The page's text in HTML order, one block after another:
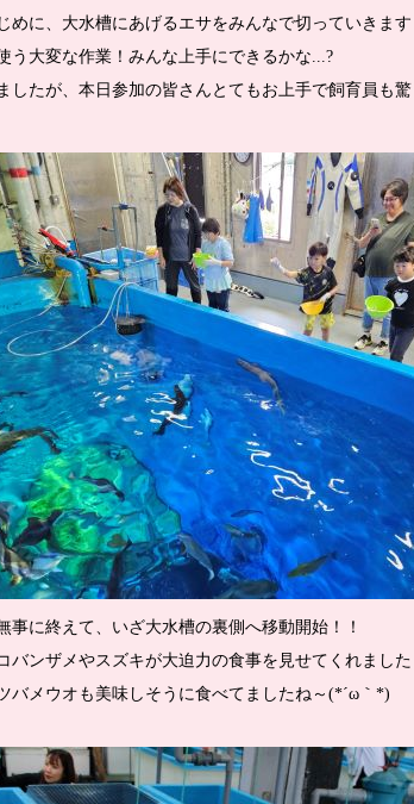
めに、大水槽にあげるエサをみんなで切っていきま
う大変な作業！みんな上手にできるかな...?
したが、本日参加の皆さんとてもお上手で飼育員も
事に終えて、いざ大水槽の裏側へ移動開始！！
バンザメやスズキが大迫力の食事を見せてくれまし
バメウオも美味しそうに食べてましたね～(*´ω｀*)